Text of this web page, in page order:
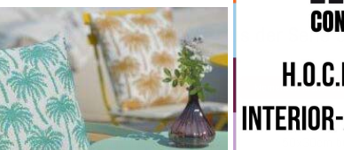
Weitere Produkte aus der Serie
Top bewertet
H.O.C.K. Suzette Kissen mit Biese
45x45cm bunt mehrfarbig
Momentan nicht
H.O.C.K.